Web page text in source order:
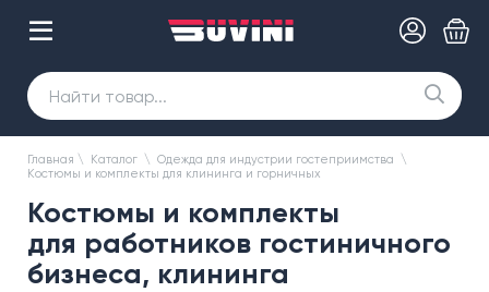
Главная \ Каталог \ Одежда для индустрии гостеприимства
\
Костюмы и комплекты для клининга и горничных
Костюмы и комплекты
для работников гостиничного
бизнеса, клининга